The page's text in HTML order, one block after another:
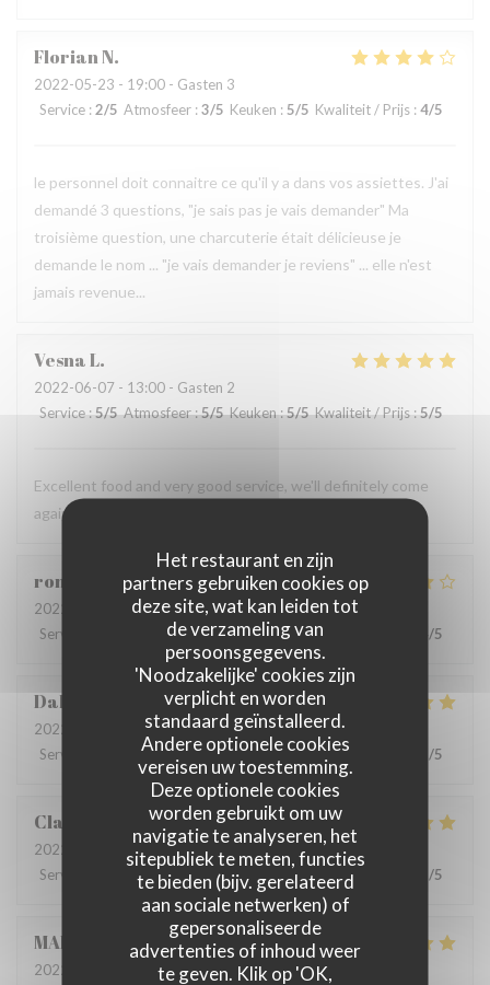
Het restaurant en zijn
partners gebruiken cookies op
deze site, wat kan leiden tot
de verzameling van
persoonsgegevens.
'Noodzakelijke' cookies zijn
verplicht en worden
standaard geïnstalleerd.
Andere optionele cookies
vereisen uw toestemming.
Deze optionele cookies
worden gebruikt om uw
navigatie te analyseren, het
sitepubliek te meten, functies
te bieden (bijv. gerelateerd
aan sociale netwerken) of
gepersonaliseerde
advertenties of inhoud weer
te geven. Klik op 'OK,
FlorianN
2022-05-23 - 19:00 - Gasten 3
Service : 2/5 Atmosfeer : 3/5 Keuken : 5/5 Kwaliteit / Prijs : 4/5
le personnel doit connaitre ce qu'il y a dans vos assiettes. J'ai
demandé 3 questions, "je sais pas je vais demander" Ma
troisième question, une charcuterie était délicieuse je
demande le nom ... "je vais demander je reviens" ... elle n'est
jamais revenue...
VesnaL
2022-06-07 - 13:00 - Gasten 2
Service:5/5 Atmosfeer:5/5 Keuken:5/5 Kwaliteit / Prijs:5/5
Excellent food and very good service, we'll definitely come
again.
romain
2022-06-22
- 13:00 - Gasten 4
Service
Atmosfeer:5/5 Keuken:4/5 Kwaliteit / Prijs /5
Dalesme
2022-06-21
- 19:00 - Gasten 6
Service
Atmosfeer :5/5 Keuken: 5/5 Kwaliteit / Prijs /5
Clarisse
2022-06-21
- 19:00 - Gasten 2
Service
Atmosfeer /5 Keuken 5/5 Kwaliteit / Prijs /5
MARIA
2022-06-20
- 19:00 - Gasten 8